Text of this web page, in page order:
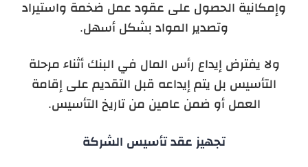
وإمكانية الحصول على عقود عمل ضخمة واستيراد
وتصدير المواد بشكل أسهل.
ولا يفترض إيداع رأس المال في البنك أثناء مرحلة
التأسيس بل يتم إيداعه قبل التقديم على إقامة
العمل أو ضمن عامين من تاريخ التأسيس.
تجهيز عقد تأسيس الشركة